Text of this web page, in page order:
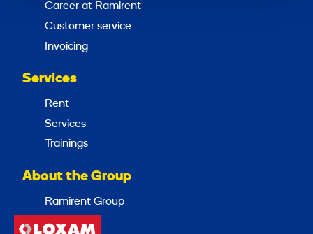
Career at Ramirent
Customer service
Invoicing
Services
Rent
Services
Trainings
About the Group
Ramirent Group